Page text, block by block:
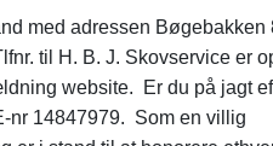
med adressen Bøgebakken
til H. B. J. Skovservice er
website. Er du på jagt
nr 14847979. Som en villig